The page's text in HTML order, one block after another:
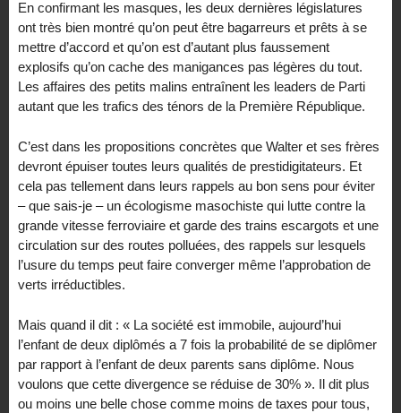
En confirmant les masques, les deux dernières législatures
ont très bien montré qu’on peut être bagarreurs et prêts à se
mettre d’accord et qu’on est d’autant plus faussement
explosifs qu’on cache des manigances pas légères du tout.
Les affaires des petits malins entraînent les leaders de Parti
autant que les trafics des ténors de la Première République.
C’est dans les propositions concrètes que Walter et ses frères
devront épuiser toutes leurs qualités de prestidigitateurs. Et
cela pas tellement dans leurs rappels au bon sens pour éviter
– que sais-je – un écologisme masochiste qui lutte contre la
grande vitesse ferroviaire et garde des trains escargots et une
circulation sur des routes polluées, des rappels sur lesquels
l’usure du temps peut faire converger même l’approbation de
verts irréductibles.
Mais quand il dit : « La société est immobile, aujourd’hui
l’enfant de deux diplômés a 7 fois la probabilité de se diplômer
par rapport à l’enfant de deux parents sans diplôme. Nous
voulons que cette divergence se réduise de 30% ». Il dit plus
ou moins une belle chose comme moins de taxes pour tous,